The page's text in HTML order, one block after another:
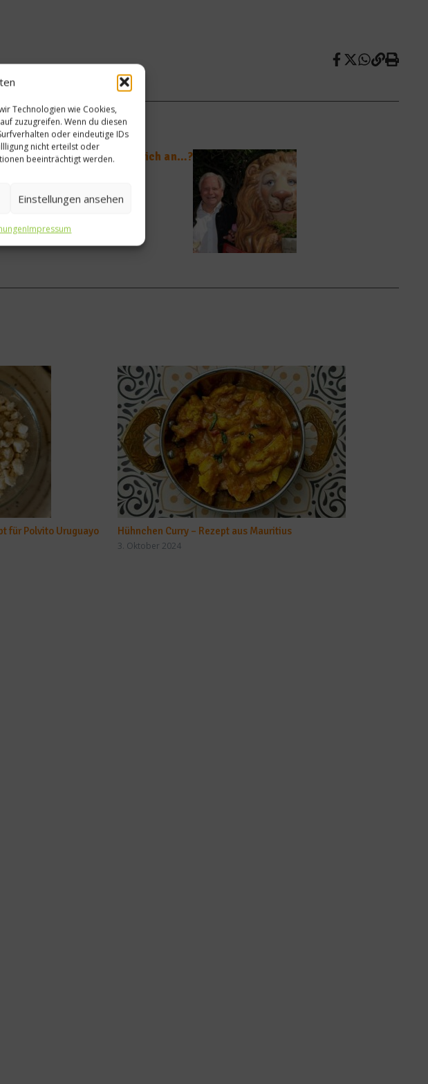
Technologien wie Cookies,
zuzugreifen. Wenn du diesen
oder eindeutige IDs
nicht erteilst oder
beeinträchtigt werden.
Einstellungen ansehen
Impressum
Beitrag
Witzigmann, wie fühlt es sich an…?
für Polvito Uruguayo Hühnchen Curry – Rezept aus Mauritius
3. Oktober 2024